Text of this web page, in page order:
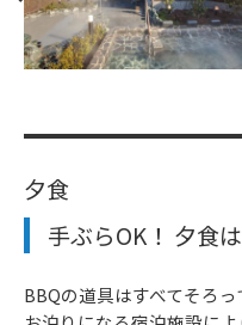
夕食
手ぶらOK！ 夕食
BBQの道具はすべてそろ